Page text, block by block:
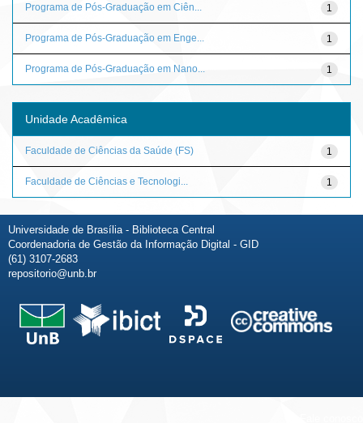
1
Programa de Pós-Graduação em Ciên...
1
Programa de Pós-Graduação em Enge...
1
Programa de Pós-Graduação em Nano...
Unidade Acadêmica
1
Faculdade de Ciências da Saúde (FS)
1
Faculdade de Ciências e Tecnologi...
Universidade de Brasília - Biblioteca Central
Coordenadoria de Gestão da Informação Digital - GID
(61) 3107-2683
repositorio@unb.br